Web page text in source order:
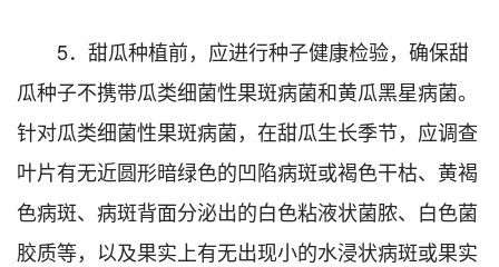
5．甜瓜种植前，应进行种子健康检验，确保甜
瓜种子不携带瓜类细菌性果斑病菌和黄瓜黑星病菌。
针对瓜类细菌性果斑病菌，在甜瓜生长季节，应调查
叶片有无近圆形暗绿色的凹陷病斑或褐色干枯、黄褐
色病斑、病斑背面分泌出的白色粘液状菌脓、白色菌
胶质等，以及果实上有无出现小的水浸状病斑或果实